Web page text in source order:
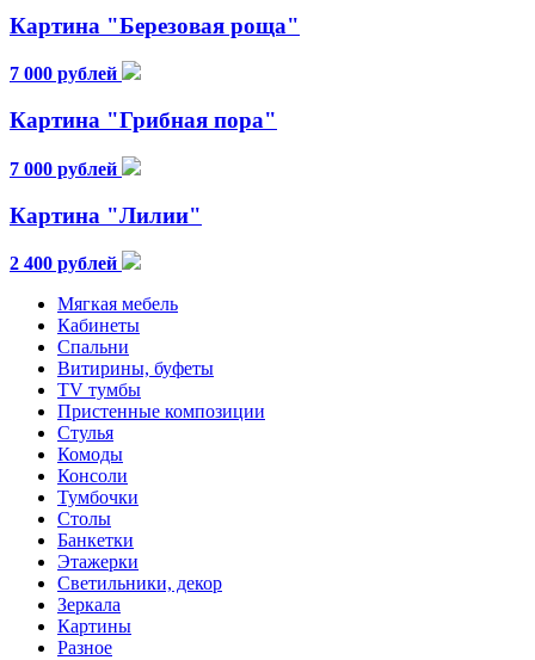
Картина "Березовая роща"
7 000 рублей
Картина "Грибная пора"
7 000 рублей
Картина "Лилии"
2 400 рублей
Мягкая мебель
Кабинеты
Спальни
Витирины, буфеты
TV тумбы
Пристенные композиции
Стулья
Комоды
Консоли
Тумбочки
Столы
Банкетки
Этажерки
Светильники, декор
Зеркала
Картины
Разное